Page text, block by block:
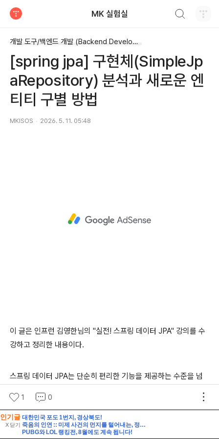
인기글
X 닫기
대한민국 포도 1번지, 경상북도!
죽음의 인연 :: 미제 사건의 먼지를 털어내는, 정교하게 짜인 논리 게임
PUBG와 LOL 랭킹전, 8월에도 계속 됩니다!